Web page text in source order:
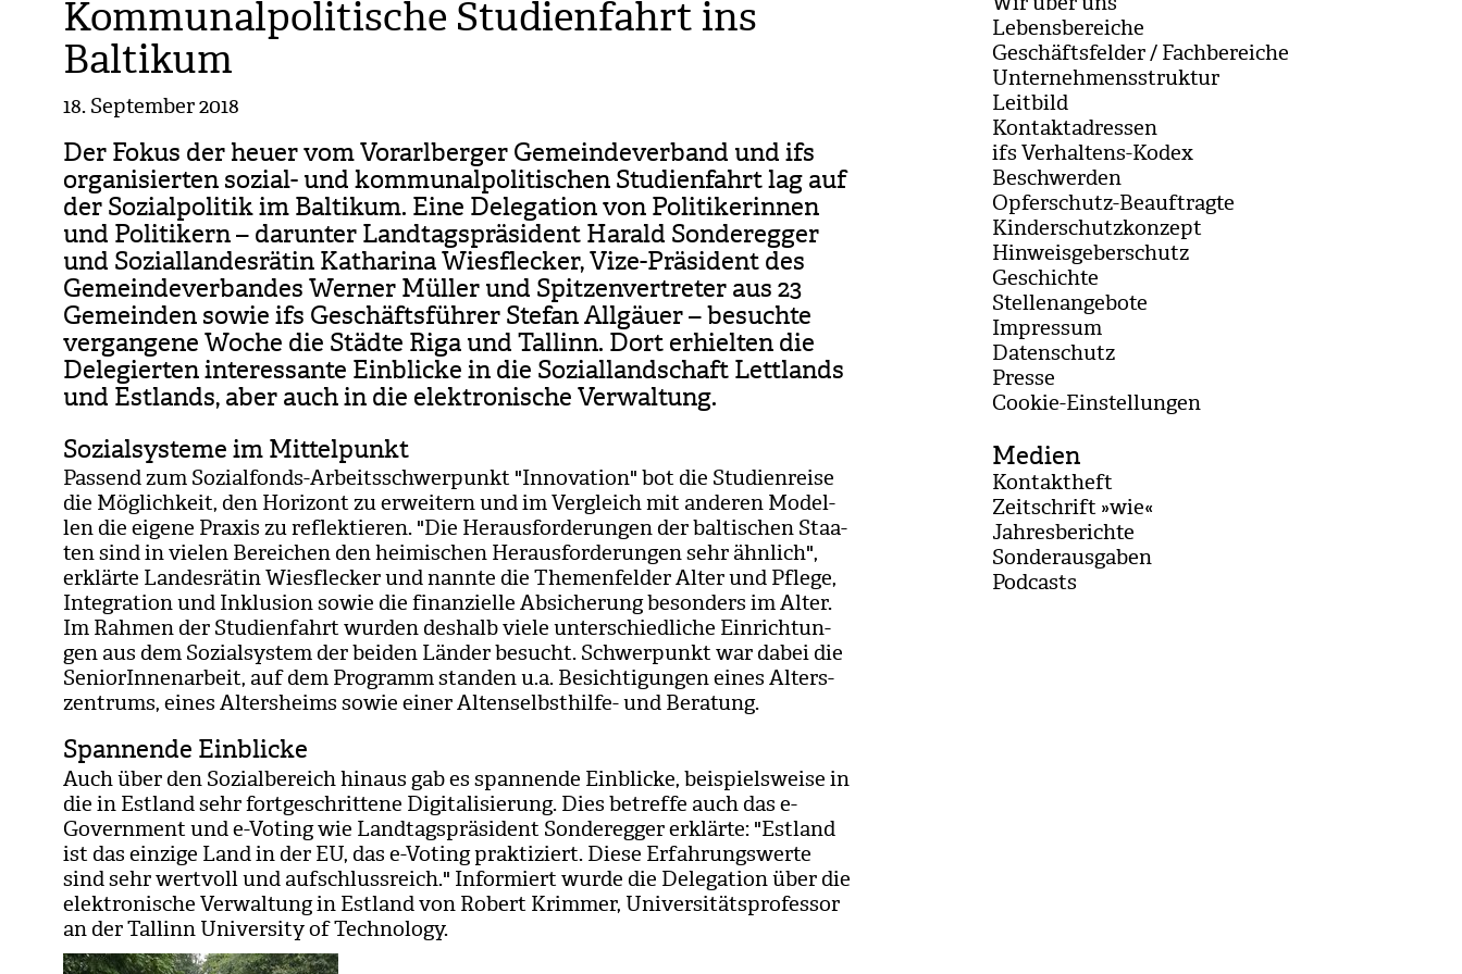
Kommunalpolitische Studienfahrt ins
Baltikum
18. September 2018
Der Fokus der heuer vom Vor­arl­ber­ger Gemein­de­ver­band und ifs
orga­ni­sier­ten sozial- und kom­mu­nal­po­li­ti­schen Stu­di­en­fahrt lag auf
der Sozi­al­po­li­tik im Bal­ti­kum. Eine Dele­ga­tion von Poli­ti­ke­rin­nen
und Poli­ti­kern – dar­un­ter Land­tags­prä­si­dent Harald Son­de­reg­ger
und Sozi­al­lan­des­rä­tin Katha­rina Wies­fle­cker, Vize-Prä­si­dent des
Gemein­de­ver­ban­des Wer­ner Mül­ler und Spit­zen­ver­tre­ter aus 23
Gemein­den sowie ifs Geschäfts­füh­rer Ste­fan All­gäuer – besuchte
ver­gan­gene Woche die Städte Riga und Tal­linn. Dort erhiel­ten die
Dele­gier­ten inter­es­sante Ein­bli­cke in die Sozi­al­land­schaft Lett­lands
und Est­lands, aber auch in die elek­tro­ni­sche Ver­wal­tung.
Sozialsysteme im Mittelpunkt
Pas­send zum Sozi­al­fonds-Arbeits­schwer­punkt "Inno­va­tion" bot die Stu­di­en­reise
die Mög­lich­keit, den Hori­zont zu erwei­tern und im Ver­gleich mit ande­ren Model­
len die eigene Pra­xis zu reflek­tie­ren. "Die Her­aus­for­de­run­gen der bal­ti­schen Staa­
ten sind in vie­len Berei­chen den hei­mi­schen Her­aus­for­de­run­gen sehr ähn­lich",
erklärte Lan­des­rä­tin Wies­fle­cker und nannte die The­men­fel­der Alter und Pflege,
Inte­gra­tion und Inklu­sion sowie die finan­zi­elle Absi­che­rung beson­ders im Alter.
Im Rah­men der Stu­di­en­fahrt wur­den des­halb viele unter­schied­li­che Ein­rich­tun­
gen aus dem Sozi­al­sys­tem der bei­den Län­der besucht. Schwer­punkt war dabei die
Senio­rIn­nen­ar­beit, auf dem Pro­gramm stan­den u.a. Besich­ti­gun­gen eines Alters­
zen­trums, eines Alters­heims sowie einer Alten­selbst­hilfe- und Bera­tung.
Spannende Einblicke
Auch über den Sozi­al­be­reich hin­aus gab es span­nende Ein­bli­cke, bei­spiels­weise in
die in Est­land sehr fort­ge­schrit­tene Digi­ta­li­sie­rung. Dies betreffe auch das e-
Govern­ment und e-Voting wie Land­tags­prä­si­dent Son­de­reg­ger erklärte: "Est­land
ist das ein­zige Land in der EU, das e-Voting prak­ti­ziert. Diese Erfah­rungs­werte
sind sehr wert­voll und auf­schluss­reich." Infor­miert wurde die Dele­ga­tion über die
elek­tro­ni­sche Ver­wal­tung in Est­land von Robert Krim­mer, Uni­ver­si­täts­pro­fes­sor
an der Tal­linn Uni­ver­sity of Tech­no­logy.
Lebensbereiche
Geschäftsfelder / Fachbereiche
Unternehmensstruktur
Leitbild
Kontaktadressen
ifs Verhaltens-Kodex
Beschwerden
Opferschutz-Beauftragte
Kinderschutzkonzept
Hinweisgeberschutz
Geschichte
Stellenangebote
Impressum
Datenschutz
Presse
Coo­kie-Ein­stel­lun­gen
Medien
Kontaktheft
Zeitschrift »wie«
Jahresberichte
Sonderausgaben
Podcasts